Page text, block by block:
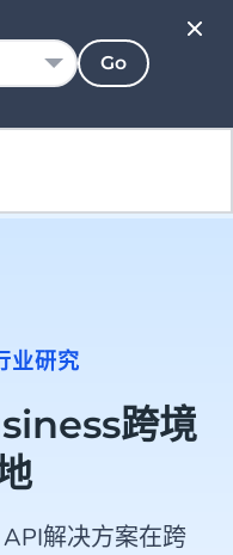
业研究
跨境
解决方案在跨
Go